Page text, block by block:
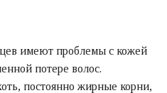
имеют проблемы с кожей
потере волос.
постоянно жирные корни,